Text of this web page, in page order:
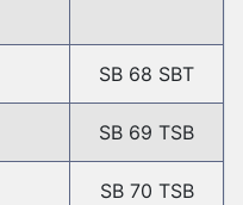
SB 68 SBT
SB 69 TSB
SB 70 TSB